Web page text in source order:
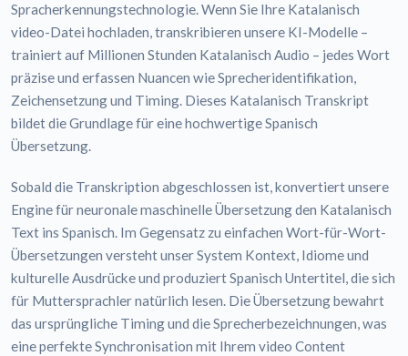
Spracherkennungstechnologie. Wenn Sie Ihre Katalanisch
video-Datei hochladen, transkribieren unsere KI-Modelle –
trainiert auf Millionen Stunden Katalanisch Audio – jedes Wort
präzise und erfassen Nuancen wie Sprecheridentifikation,
Zeichensetzung und Timing. Dieses Katalanisch Transkript
bildet die Grundlage für eine hochwertige Spanisch
Übersetzung.
Sobald die Transkription abgeschlossen ist, konvertiert unsere
Engine für neuronale maschinelle Übersetzung den Katalanisch
Text ins Spanisch. Im Gegensatz zu einfachen Wort-für-Wort-
Übersetzungen versteht unser System Kontext, Idiome und
kulturelle Ausdrücke und produziert Spanisch Untertitel, die sich
für Muttersprachler natürlich lesen. Die Übersetzung bewahrt
das ursprüngliche Timing und die Sprecherbezeichnungen, was
eine perfekte Synchronisation mit Ihrem video Content